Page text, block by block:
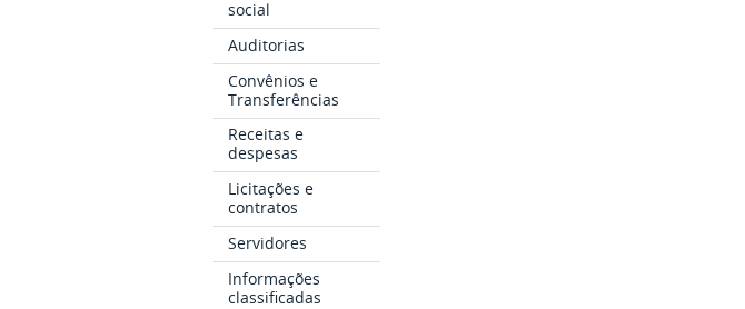
social
Auditorias
Convênios e
Transferências
Receitas e
despesas
Licitações e
contratos
Servidores
Informações
classificadas